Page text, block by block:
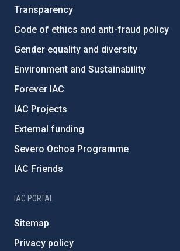
Transparency
Code of ethics and anti-fraud policy
Gender equality and diversity
Environment and Sustainability
Forever IAC
IAC Projects
External funding
Severo Ochoa Programme
IAC Friends
IAC PORTAL
Sitemap
Privacy policy